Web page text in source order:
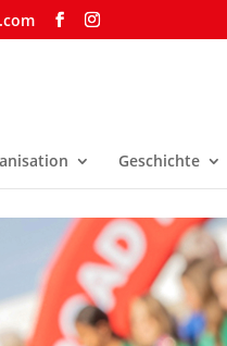
Geschichte